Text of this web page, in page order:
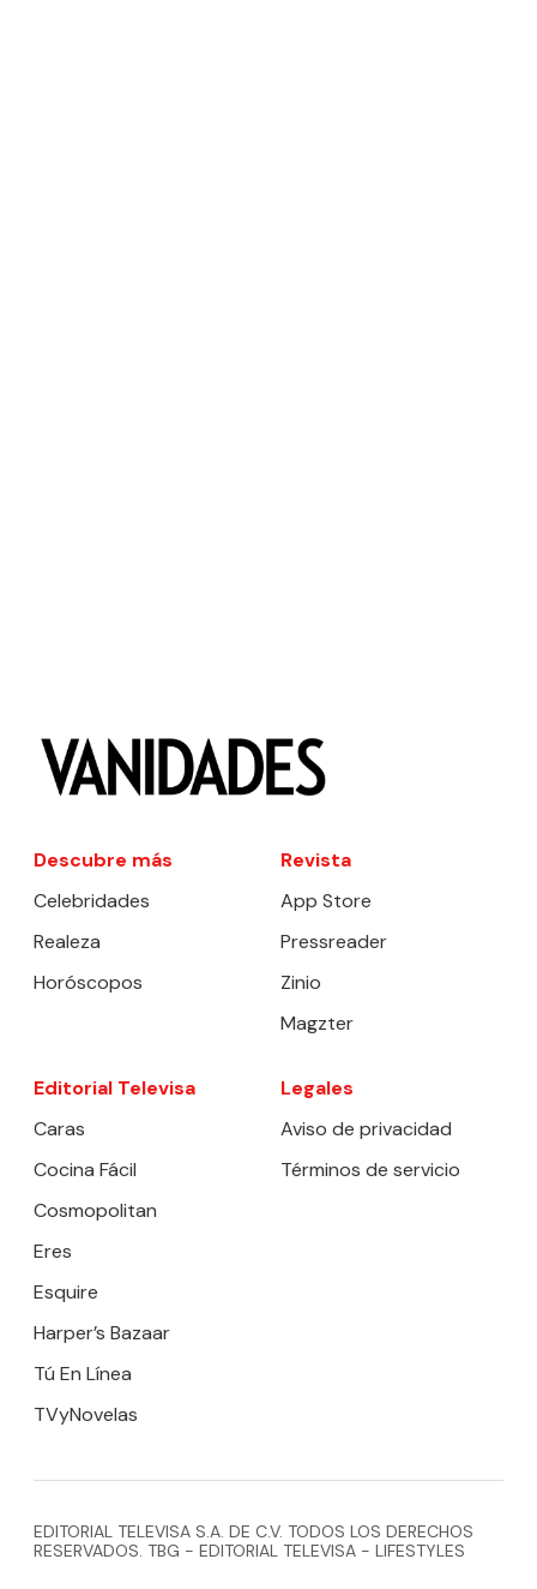
Descubre más
Celebridades
Realeza
Horóscopos
Revista
App Store
Pressreader
Zinio
Magzter
Editorial Televisa
Caras
Cocina Fácil
Cosmopolitan
Eres
Esquire
Harper’s Bazaar
Tú En Línea
TVyNovelas
Legales
Aviso de privacidad
Términos de servicio
EDITORIAL TELEVISA S.A. DE C.V. TODOS LOS DERECHOS
RESERVADOS. TBG - EDITORIAL TELEVISA - LIFESTYLES